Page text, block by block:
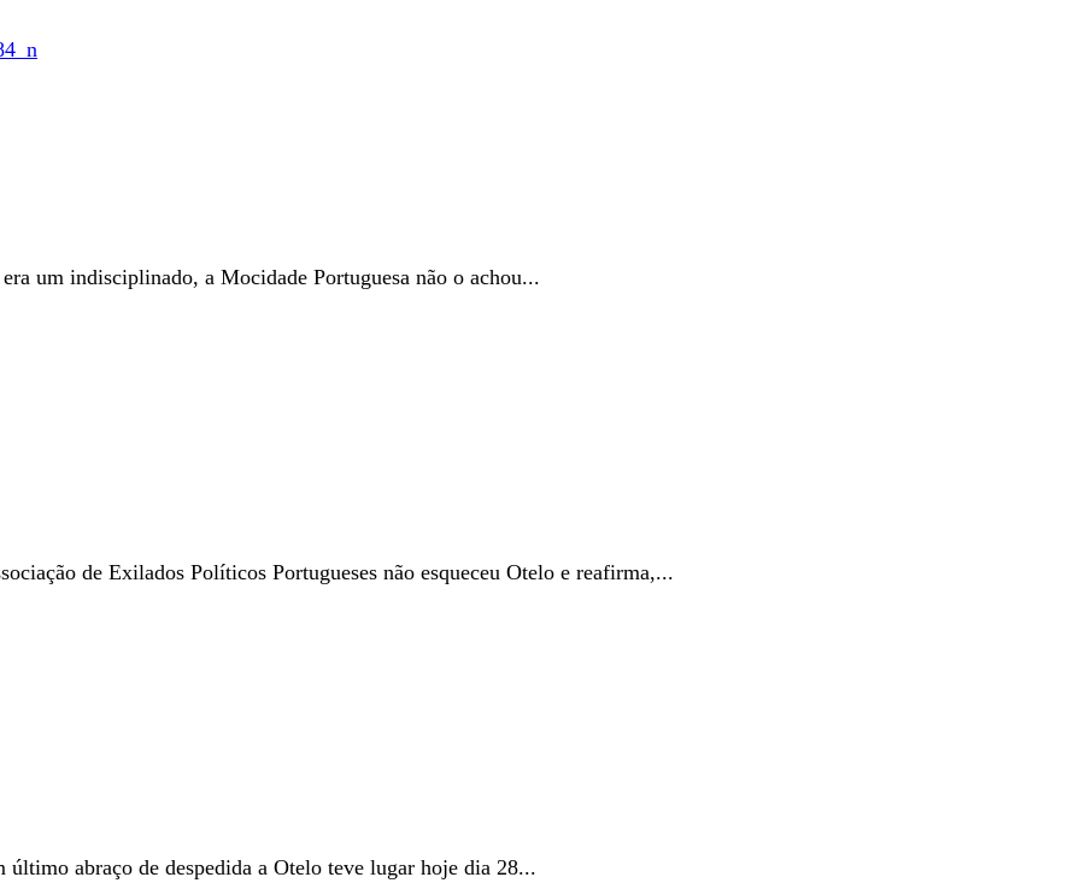
um indisciplinado, a Mocidade Portuguesa não o achou...
de Exilados Políticos Portugueses não esqueceu Otelo e reafirma,...
abraço de despedida a Otelo teve lugar hoje dia 28...